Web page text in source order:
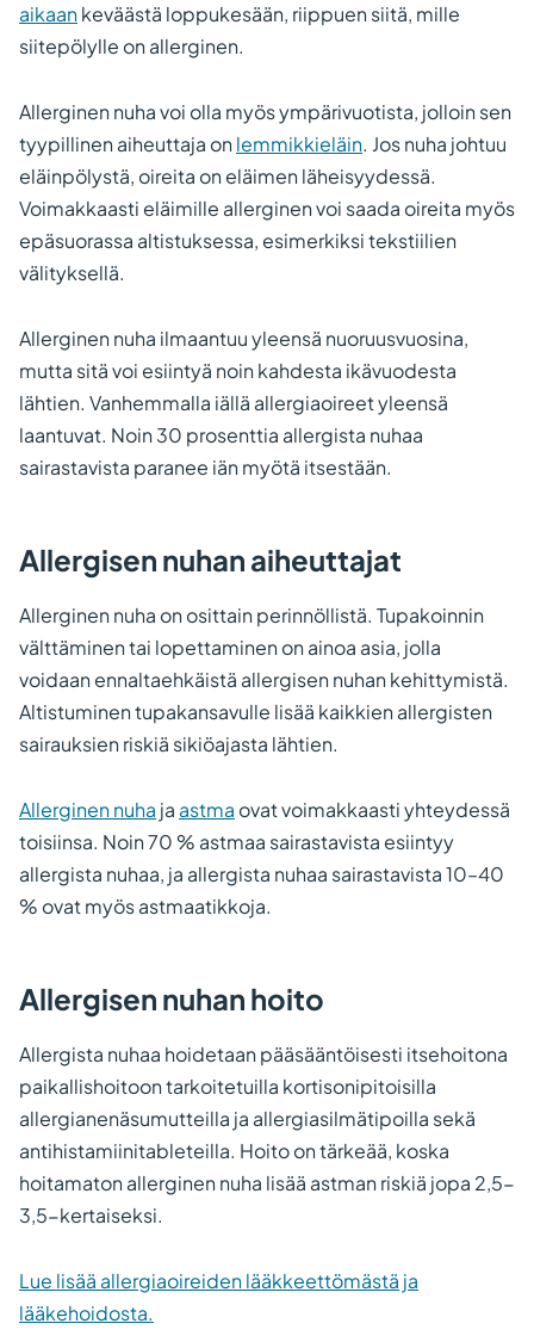
aikaankeväästä loppukesään, riippuen siitä, mille
siitepölylle on allerginen.
Allerginen nuha voi olla myös ympärivuotista, jolloin sen
tyypillinen aiheuttaja onlemmikkieläin. Jos nuha johtuu
eläinpölystä, oireita on eläimen läheisyydessä.
Voimakkaasti eläimille allerginen voi saada oireita myös
epäsuorassa altistuksessa, esimerkiksi tekstiilien
välityksellä.
Allerginen nuha ilmaantuu yleensä nuoruusvuosina,
mutta sitä voi esiintyä noin kahdesta ikävuodesta
lähtien. Vanhemmalla iällä allergiaoireet yleensä
laantuvat. Noin 30 prosenttia allergista nuhaa
sairastavista paranee iän myötä itsestään.
Allergisen nuhan aiheuttajat
Allerginen nuha on osittain perinnöllistä. Tupakoinnin
välttäminen tai lopettaminen on ainoa asia, jolla
voidaan ennaltaehkäistä allergisen nuhan kehittymistä.
Altistuminen tupakansavulle lisää kaikkien allergisten
sairauksien riskiä sikiöajasta lähtien.
Allerginen nuha ja astma ovat voimakkaasti yhteydessä
toisiinsa. Noin 70 % astmaa sairastavista esiintyy
allergista nuhaa, ja allergista nuhaa sairastavista 10–40
% ovat myös astmaatikkoja.
Allergisen nuhan hoito
Allergista nuhaa hoidetaan pääsääntöisesti itsehoitona
paikallishoitoon tarkoitetuilla kortisonipitoisilla
allergianenäsumutteilla ja allergiasilmätipoilla sekä
antihistamiinitableteilla. Hoito on tärkeää, koska
hoitamaton allerginen nuha lisää astman riskiä jopa 2,5-
3,5-kertaiseksi.
Lue lisää allergiaoireiden lääkkeettömästä ja
lääkehoidosta.